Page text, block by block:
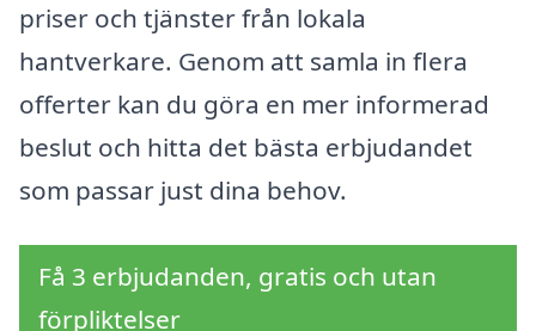
priser och tjänster från lokala
hantverkare. Genom att samla in flera
offerter kan du göra en mer informerad
beslut och hitta det bästa erbjudandet
som passar just dina behov.
Få 3 erbjudanden, gratis och utan
förpliktelser